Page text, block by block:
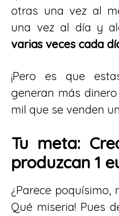
otras una vez al
una vez al día y
varias veces cada
¡Pero es que
generan más
mil que se venden
Tu meta:
produzcan 1
¿Parece poquísimo,
Qué miseria! Pues